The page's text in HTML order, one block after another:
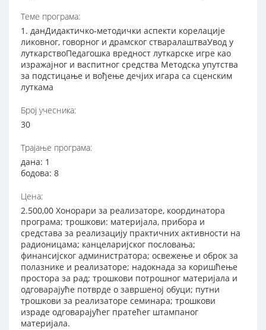
Теме програма:
1. данДидактичко-методички аспекти корелације
ликовног, говорног и драмског стваралаштваУвод у
луткарствоПедагошка вредност луткарске игре као
изражајног и васпитног средства Методска упутства
за подстицање и вођење дечјих игара са сценским
луткама
Број учесника:
30
Трајање програма:
дана: 1
бодова: 8
Цена:
2.500,00 Хонорари за реализаторе, координатора
програма; трошкови: материјала, прибора и
средстава за реализацију практичних активности на
радионицама; канцеларијског пословања;
финансијског администратора; освежење и оброк за
полазнике и реализаторе; надокнада за коришћење
простора за рад; трошкови потрошног материјала и
одговарајуће потврде о завршеној обуци; путни
трошкови за реализаторе семинара; трошкови
израде одговарајућег пратећег штампаног
материјала.